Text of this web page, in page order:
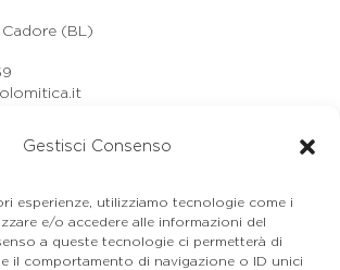
Gestisci Consenso
esperienze, utilizziamo tecnologie come i
e/o accedere alle informazioni del
a queste tecnologie ci permetterà di
il comportamento di navigazione o ID unici
(BL)
Cadore (BL)
(BL)